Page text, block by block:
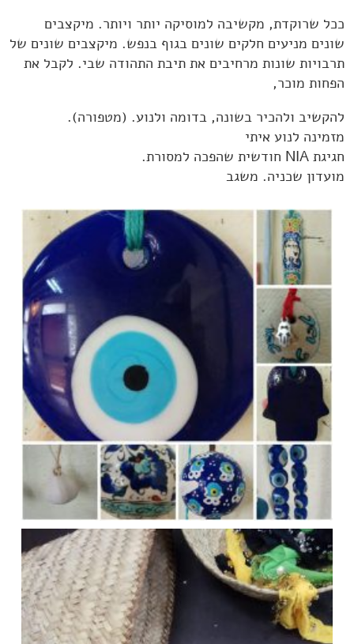
ככל שרוקדת, מקשיבה למוסיקה יותר ויותר. מיקצבים
שונים מניעים חלקים שונים בגוף בנפש. מיקצבים שונים של
תרבויות שונות מרחיבים את תיבת התהודה שבי. לקבל את
הפחות מוכר,
להקשיב ולהכיר בשונה, בדומה ולנוע. (מטפורה).
מזמינה לנוע איתי
חגיגת NIA חודשית שהפכה למסורת.
מועדון שכניה. משגב